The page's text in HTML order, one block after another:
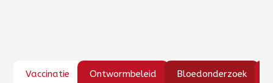
Vaccinatie Ontwormbeleid Bloedonderzoek